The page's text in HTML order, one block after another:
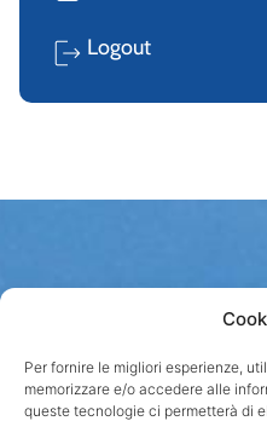
Per fornire le migliori esperienze,
memorizzare e/o accedere alle
queste tecnologie ci permetterà di
Logout